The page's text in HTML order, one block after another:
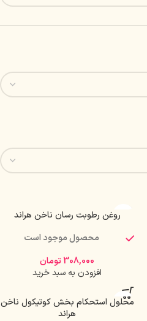
روغن رطوبت رسان ناخن هراند
محصول موجود است
308,000تومان
افزودن به سبد خرید
محلول استحکام بخش کوتیکول ناخن
هراند